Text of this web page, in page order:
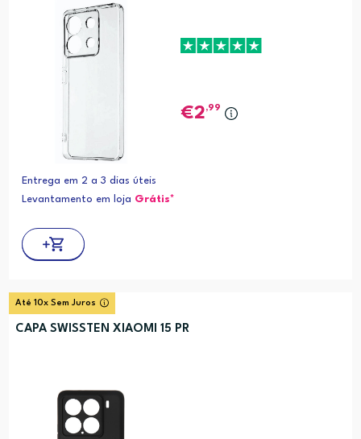
2,99
Entrega em 2 a 3 dias úteis
Levantamento em loja Grátis*
Até 10x Sem Juros
CAPA SWISSTEN XIAOMI 15 PR